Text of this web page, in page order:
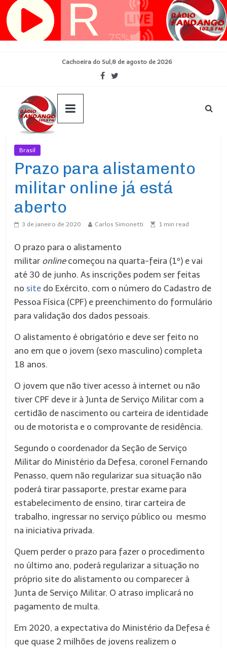
Pular
para
Cachoeira do Sul,8 de agosto de 2026
Brasil
Prazo para alistamento
militar online já está
aberto
3 de janeiro de 2020 Carlos Simonetti 1 min read
O prazo para o alistamento
militar onlinecomeçou na quarta-feira (1º) e vai
até 30 de junho. As inscrições podem ser feitas
no site do Exército, com o número do Cadastro de
Pessoa Física (CPF) e preenchimento do formulário
para validação dos dados pessoais.
O alistamento é obrigatório e deve ser feito no
ano em que o jovem (sexo masculino) completa
18 anos.
O jovem que não tiver acesso à internet ou não
tiver CPF deve ir à Junta de Serviço Militar com a
certidão de nascimento ou carteira de identidade
ou de motorista e o comprovante de residência.
Segundo o coordenador da Seção de Serviço
Militar do Ministério da Defesa, coronel Fernando
Penasso, quem não regularizar sua situação não
poderá tirar passaporte, prestar exame para
estabelecimento de ensino, tirar carteira de
trabalho, ingressar no serviço público ou mesmo
na iniciativa privada.
Quem perder o prazo para fazer o procedimento
no último ano, poderá regularizar a situação no
próprio site do alistamento ou comparecer à
Junta de Serviço Militar. O atraso implicará no
pagamento de multa.
Em 2020, a expectativa do Ministério da Defesa é
que quase 2 milhões de jovens realizem o